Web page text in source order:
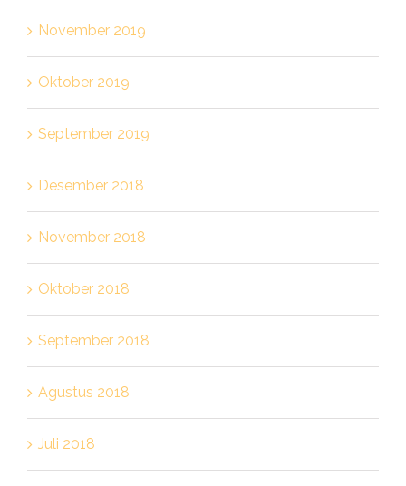
November 2019
Oktober 2019
September 2019
Desember 2018
November 2018
Oktober 2018
September 2018
Agustus 2018
Juli 2018